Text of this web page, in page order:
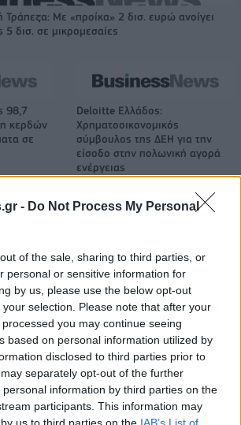
- Do Not Process My Personal
of the sale, sharing to third parties, or
personal or sensitive information for
by us, please use the below opt-out
selection. Please note that after your
you may continue seeing
based on personal information utilized by
disclosed to third parties prior to
separately opt-out of the further
information by third parties on the
participants. This information may
us to third parties on the IAB’s List of
Τράπεζα: Με «προίκα» 2 δισ. ευρώ ανοίγει
δισ. σε μικρομεσαίες
98,7
κερδών
σε
Deloitte Ελλάδος:
Χρηματοοικονομικός
σύμβουλος της ΔΕΗ για την
είσοδο στην πολωνική αγορά
ενέργειας
από
Ατρόμητος και Novibet
συνεχίζουν μαζί: Ανανέωση της
συνεργασίας τους μέχρι το
2028
για τον ΟΤΕ στη διεθνή σειρά δεικτών